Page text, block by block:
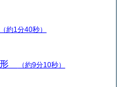
（約1分40秒）
形 （約9分10秒）